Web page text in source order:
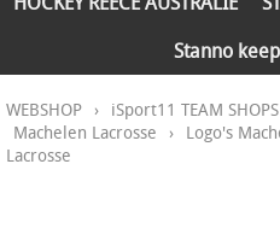
JAKO Running 2026
JAKO TEAMLINES 2026
Klantengroepen
Verzending - betaling
CONTACT
Stanno
WEBSHOP › iSport11 TEAM SHOPS
Machelen Lacrosse › Logo's
Lacrosse